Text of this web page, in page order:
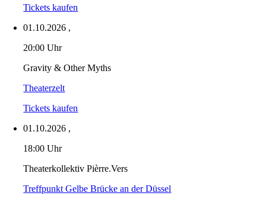
Tickets kaufen
01.10.2026 ,
20:00 Uhr
Gravity & Other Myths
Theaterzelt
Tickets kaufen
01.10.2026 ,
18:00 Uhr
Theaterkollektiv Pièrre.Vers
Treffpunkt Gelbe Brücke an der Düssel